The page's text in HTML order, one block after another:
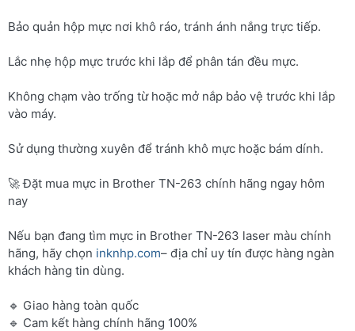
Bảo quản hộp mực nơi khô ráo, tránh ánh nắng trực tiếp.
Lắc nhẹ hộp mực trước khi lắp để phân tán đều mực.
Không chạm vào trống từ hoặc mở nắp bảo vệ trước khi lắp
vào máy.
Sử dụng thường xuyên để tránh khô mực hoặc bám dính.
🚀 Đặt mua mực in Brother TN-263 chính hãng ngay hôm
nay
Nếu bạn đang tìm mực in Brother TN-263 laser màu chính
hãng, hãy chọn inknhp.com– địa chỉ uy tín được hàng ngàn
khách hàng tin dùng.
🔹 Giao hàng toàn quốc
🔹 Cam kết hàng chính hãng 100%